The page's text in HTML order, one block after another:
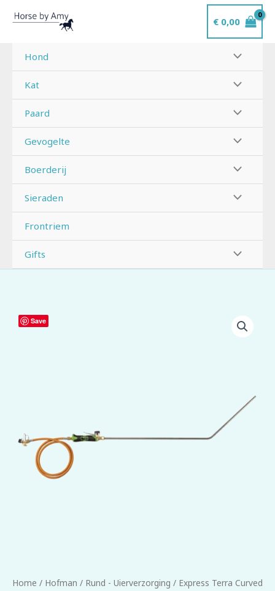
naar
inhoud
€0,00
Hond
Kat
Paard
Gevogelte
Boerderij
Sieraden
Frontriem
Gifts
Save
Home / Hofman / Rund - Uierverzorging / Express Terra Curved
Express
Terra